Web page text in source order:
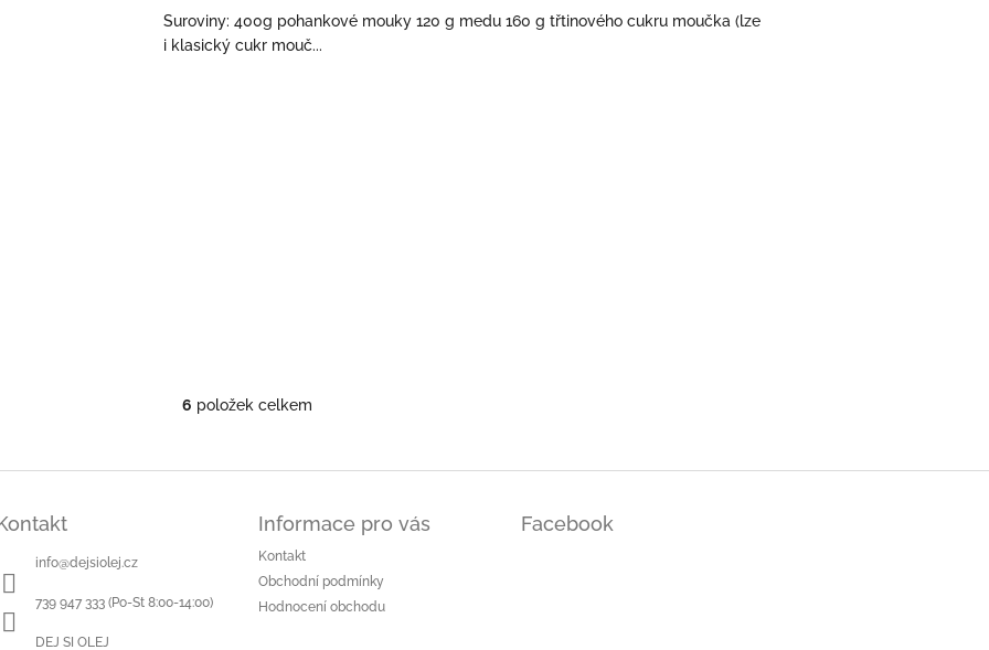
Suroviny: 400g pohankové mouky 120 g medu 160 g třtinového cukru moučka (lze
i klasický cukr mouč...
O
á
6 položek celkem
info@dejsiolej.cz
739 947 333 (Po-St 8:00-14:00)
DEJ SI OLEJ
Informace pro vás
Kontakt
Obchodní podmínky
Hodnocení obchodu
Facebook